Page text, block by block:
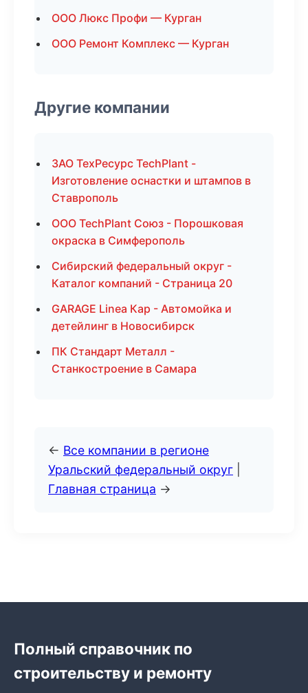
ООО Люкс Профи — Курган
ООО Ремонт Комплекс — Курган
Другие компании
ЗАО ТехРесурс TechPlant -
Изготовление оснастки и штампов в
Ставрополь
ООО TechPlant Союз - Порошковая
окраска в Симферополь
Сибирский федеральный округ -
Каталог компаний - Страница 20
GARAGE Linea Кар - Автомойка и
детейлинг в Новосибирск
ПК Стандарт Металл -
Станкостроение в Самара
← Все компании в регионе
Уральский федеральный округ
Главная страница →
Полный справочник по
строительству и ремонту